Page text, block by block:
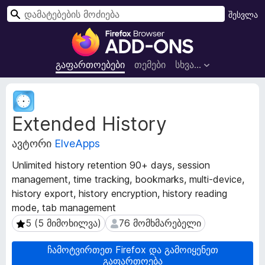
F
r
e
x
-
რ
ა
უ
ე
რ
ი
ს
გაფართოებები თემები სხვა…
შესვლა
ძ
Extended History
ავტორი ElveApps
Unlimited history retention 90+ days, session
management, time tracking, bookmarks, multi-device,
history export, history encryption, history reading
mode, tab management
5 (5 მიმოხილვა)
5 (5 მიმოხილვა) 76 მომხმარებელი
76 მომხმარებელი
ჩამოტვირთეთ Firefox და გამოიყენეთ
გაფართოება
გ
ა
ფ
ა
რ
ო
ე
ბ
ი
ს
მ
ო